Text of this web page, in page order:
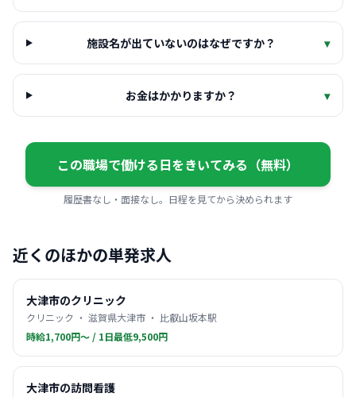
施設名が出ていないのはなぜですか？ ▾
お金はかかりますか？ ▾
この職場で働ける日をきいてみる（無料）
履歴書なし・面接なし。日程を見てから決められます
近くのほかの単発求人
大津市のクリニック
クリニック ・ 滋賀県大津市 ・ 比叡山坂本駅
時給1,700円〜 / 1日最低9,500円
大津市の訪問看護